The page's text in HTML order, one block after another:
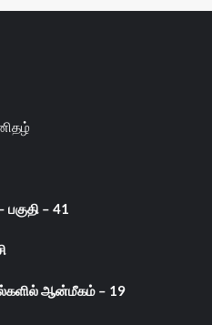
பகுதி – 41
ஆன்மீகம் – 19